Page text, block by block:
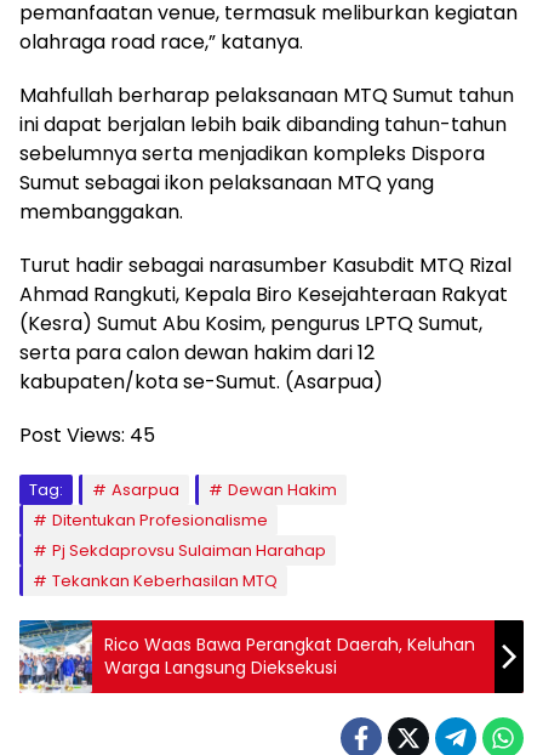
pemanfaatan venue, termasuk meliburkan kegiatan
olahraga road race,” katanya.
Mahfullah berharap pelaksanaan MTQ Sumut tahun
ini dapat berjalan lebih baik dibanding tahun-tahun
sebelumnya serta menjadikan kompleks Dispora
Sumut sebagai ikon pelaksanaan MTQ yang
membanggakan.
Turut hadir sebagai narasumber Kasubdit MTQ Rizal
Ahmad Rangkuti, Kepala Biro Kesejahteraan Rakyat
(Kesra) Sumut Abu Kosim, pengurus LPTQ Sumut,
serta para calon dewan hakim dari 12
kabupaten/kota se-Sumut. (Asarpua)
Post Views: 45
Tag: Asarpua
Dewan Hakim
Ditentukan Profesionalisme
Pj Sekdaprovsu Sulaiman Harahap
Tekankan Keberhasilan MTQ
Rico Waas Bawa Perangkat Daerah, Keluhan
Warga Langsung Dieksekusi